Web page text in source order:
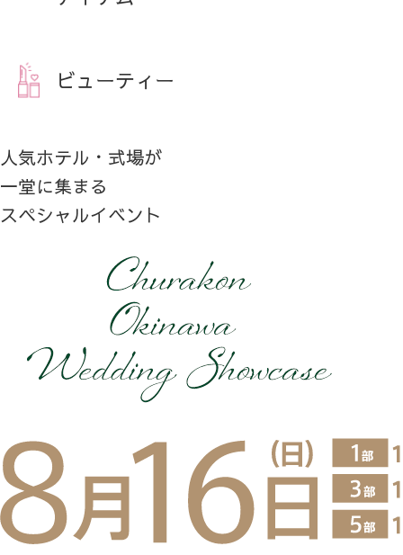
ビューティー
人気ホテル・式場が
一堂に集まる
スペシャルイベント